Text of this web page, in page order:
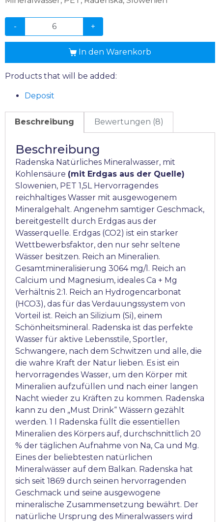
- +
In den Warenkorb
Products that will be added:
Deposit
Beschreibung Bewertungen (8)
Beschreibung
Radenska Natürliches Mineralwasser, mit
Kohlensäure (mit Erdgas aus der Quelle)
Slowenien, PET 1,5L Hervorragendes
reichhaltiges Wasser mit ausgewogenem
Mineralgehalt. Angenehm samtiger Geschmack,
bereitgestellt durch Erdgas aus der
Wasserquelle. Erdgas (CO2) ist ein starker
Wettbewerbsfaktor, den nur sehr seltene
Wässer besitzen. Reich an Mineralien.
Gesamtmineralisierung 3064 mg/l. Reich an
Calcium und Magnesium, ideales Ca + Mg
Verhältnis 2:1. Reich an Hydrogencarbonat
(HCO3), das für das Verdauungssystem von
Vorteil ist. Reich an Silizium (Si), einem
Schönheitsmineral. Radenska ist das perfekte
Wasser für aktive Lebensstile, Sportler,
Schwangere, nach dem Schwitzen und alle, die
die wahre Kraft der Natur lieben. Es ist ein
hervorragendes Wasser, um den Körper mit
Mineralien aufzufüllen und nach einer langen
Nacht wieder zu Kräften zu kommen. Radenska
kann zu den „Must Drink“ Wässern gezählt
werden. 1 l Radenska füllt die essentiellen
Mineralien des Körpers auf, durchschnittlich 20
% der täglichen Aufnahme von Na, Ca und Mg.
Eines der beliebtesten natürlichen
Mineralwässer auf dem Balkan. Radenska hat
sich seit 1869 durch seinen hervorragenden
Geschmack und seine ausgewogene
mineralische Zusammensetzung bewährt. Der
natürliche Ursprung des Mineralwassers wird